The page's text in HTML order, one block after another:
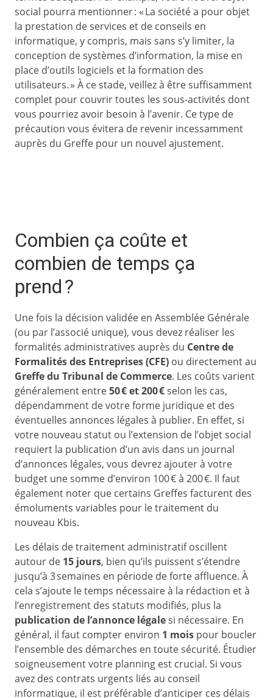
social pourra mentionner : « La société a pour objet
la prestation de services et de conseils en
informatique, y compris, mais sans s’y limiter, la
conception de systèmes d’information, la mise en
place d’outils logiciels et la formation des
utilisateurs. » À ce stade, veillez à être suffisamment
complet pour couvrir toutes les sous-activités dont
vous pourriez avoir besoin à l’avenir. Ce type de
précaution vous évitera de revenir incessamment
auprès du Greffe pour un nouvel ajustement.
Combien ça coûte et
combien de temps ça
prend ?
Une fois la décision validée en Assemblée Générale
(ou par l’associé unique), vous devez réaliser les
formalités administratives auprès du Centre de
Formalités des Entreprises (CFE) ou directement au
Greffe du Tribunal de Commerce. Les coûts varient
généralement entre50 € et 200 €selon les cas,
dépendamment de votre forme juridique et des
éventuelles annonces légales à publier. En effet, si
votre nouveau statut ou l’extension de l’objet social
requiert la publication d’un avis dans un journal
d’annonces légales, vous devrez ajouter à votre
budget une somme d’environ 100 € à 200 €. Il faut
également noter que certains Greffes facturent des
émoluments variables pour le traitement du
nouveau Kbis.
Les délais de traitement administratif oscillent
autour de 15 jours, bien qu’ils puissent s’étendre
jusqu’à 3 semaines en période de forte affluence. À
cela s’ajoute le temps nécessaire à la rédaction et à
l’enregistrement des statuts modifiés, plus la
publication de l’annonce légalesi nécessaire. En
général, il faut compter environ 1 mois pour boucler
l’ensemble des démarches en toute sécurité. Étudier
soigneusement votre planning est crucial. Si vous
avez des contrats urgents liés au conseil
informatique, il est préférable d’anticiper ces délais